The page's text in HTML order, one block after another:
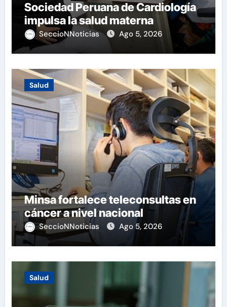
Sociedad Peruana de Cardiología
impulsa la salud materna
SeccioNNoticias Ago 5, 2026
Salud
Minsa fortalece teleconsultas en
cáncer a nivel nacional
SeccioNNoticias Ago 5, 2026
Salud